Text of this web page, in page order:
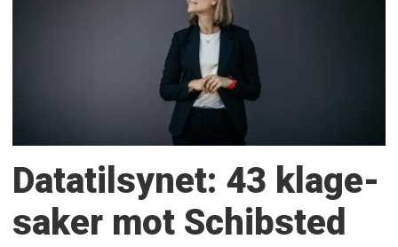
Datatilsynet: 43 klage­
saker mot Schibsted